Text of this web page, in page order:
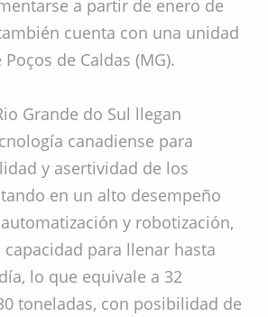
a partir de enero de
cuenta con una unidad
de Caldas (MG).
Grande do Sul llegan
canadiense para
y asertividad de los
en un alto desempeño
y robotización,
para llenar hasta
lo que equivale a 32
toneladas, con posibilidad de